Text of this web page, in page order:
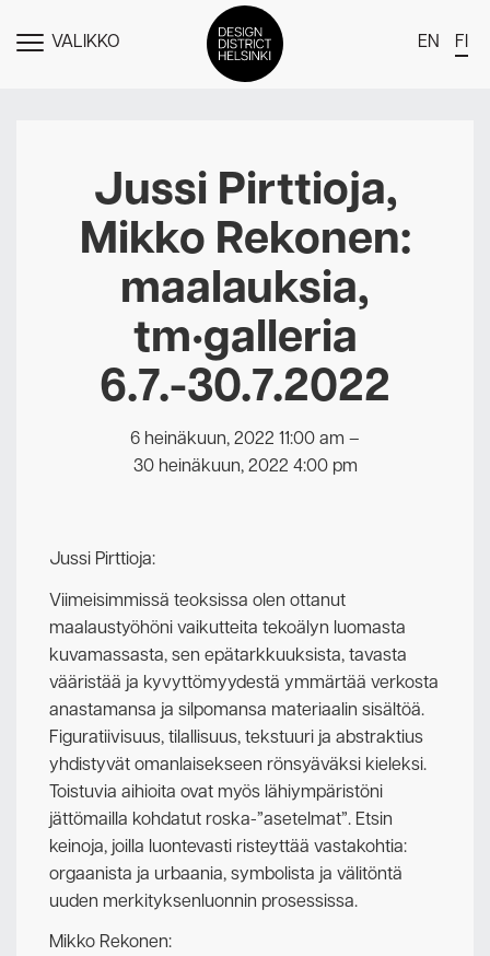
NÄYTÄVALIKKO EN FI
Jäsenet
Tapahtumat
Uutiset
Medialle
Meistä
Design District Helsingin jäsenyydestä
Jussi Pirttioja,
Mikko Rekonen:
maalauksia,
tm•galleria
6.7.-30.7.2022
6 heinäkuun, 2022 11:00 am –
30 heinäkuun, 2022 4:00 pm
Jussi Pirttioja:
Viimeisimmissä teoksissa olen ottanut
maalaustyöhöni vaikutteita tekoälyn luomasta
kuvamassasta, sen epätarkkuuksista, tavasta
vääristää ja kyvyttömyydestä ymmärtää verkosta
anastamansa ja silpomansa materiaalin sisältöä.
Figuratiivisuus, tilallisuus, tekstuuri ja abstraktius
yhdistyvät omanlaisekseen rönsyäväksi kieleksi.
Toistuvia aihioita ovat myös lähiympäristöni
jättömailla kohdatut roska-”asetelmat”. Etsin
keinoja, joilla luontevasti risteyttää vastakohtia:
orgaanista ja urbaania, symbolista ja välitöntä
uuden merkityksenluonnin prosessissa.
Mikko Rekonen: